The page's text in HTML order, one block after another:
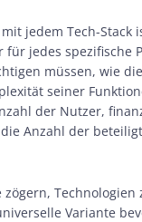
jedem Tech-Stack
für jedes spezifische
müssen, wie
seiner
der Nutzer,
Anzahl der
Technologien
Variante